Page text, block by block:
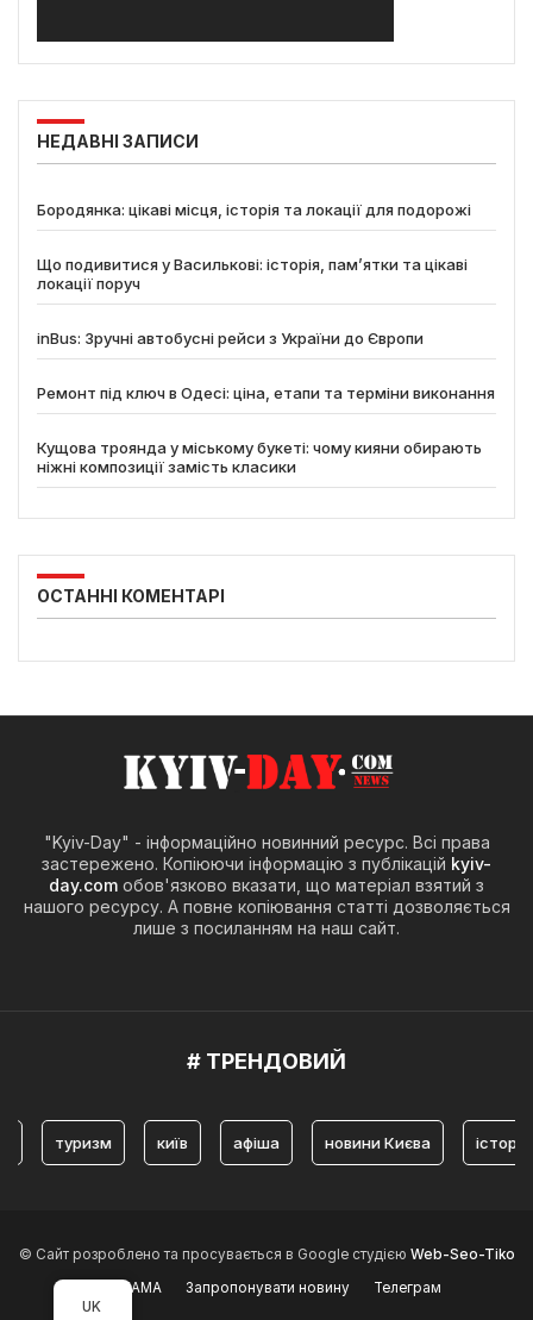
НЕДАВНІ ЗАПИСИ
Бородянка: цікаві місця, історія та локації для подорожі
Що подивитися у Василькові: історія, пам’ятки та цікаві
локації поруч
inBus: Зручні автобусні рейси з України до Європи
Ремонт під ключ в Одесі: ціна, етапи та терміни виконання
Кущова троянда у міському букеті: чому кияни обирають
ніжні композиції замість класики
ОСТАННІ КОМЕНТАРІ
"Kyiv-Day" - інформаційно новинний ресурс. Всі права
застережено. Копіюючи інформацію з публікацій kyiv-
day.com обов'язково вказати, що матеріал взятий з
нашого ресурсу. А повне копіювання статті дозволяється
лише з посиланням на наш сайт.
# ТРЕНДОВИЙ
туризм київ афіша новини Києва історія Києва
© Сайт розроблено та просувається в Google студією Web-Seo-Tiko
РЕКЛАМА
Запропонувати новину
Телеграм
UK